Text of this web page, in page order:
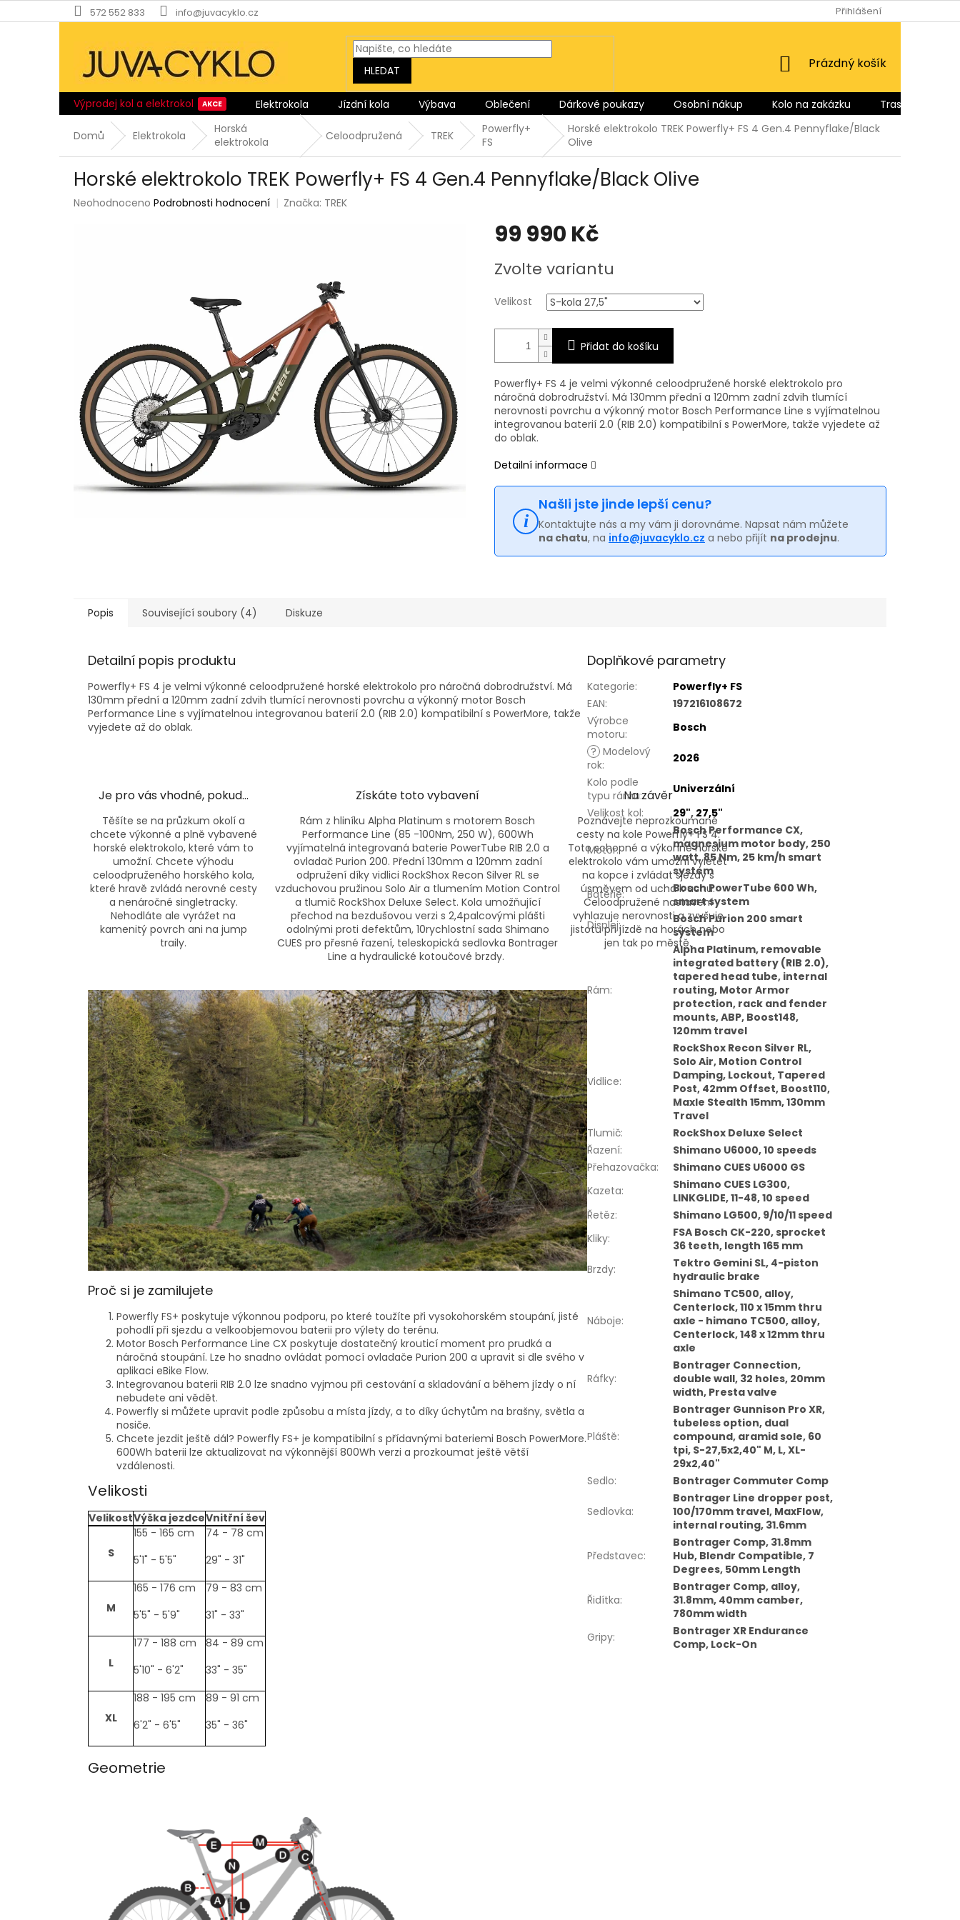
na
572 552 833 info@juvacyklo.cz Přihlášení
HLEDAT
NÁKUPNÍ
Prázdný košík
Výprodej kol a elektrokol Elektrokola Jízdní kola Výbava Oblečení Dárkové poukazy Osobní nákup Kolo na zakázku Trasy pro Vás
Domů Elektrokola
Horská
elektrokola
Celoodpružená TREK
Powerfly+
FS
Horské elektrokolo TREK Powerfly+ FS 4 Gen.4 Pennyflake/Black
Olive
Horské elektrokolo TREK Powerfly+ FS 4 Gen.4 Pennyflake/Black Olive
Průměrné
Neohodnoceno Podrobnosti hodnocení Značka: TREK
99 990 Kč
cena:
Zvolte variantu
Velikost
Přidat do košíku
Powerfly+ FS 4 je velmi výkonné celoodpružené horské elektrokolo pro
náročná dobrodružství. Má 130mm přední a 120mm zadní zdvih tlumící
nerovnosti povrchu a výkonný motor Bosch Performance Line s vyjímatelnou
integrovanou baterií 2.0 (RIB 2.0) kompatibilní s PowerMore, takže vyjedete až
do oblak.
Detailní informace
Našli jste jinde lepší cenu?
Kontaktujte nás a my vám ji dorovnáme. Napsat nám můžete
na chatu, na info@juvacyklo.cz a nebo přijít na prodejnu.
Popis Související soubory (4) Diskuze
Detailní popis produktu
Powerfly+ FS 4 je velmi výkonné celoodpružené horské elektrokolo pro náročná dobrodružství. Má
130mm přední a 120mm zadní zdvih tlumící nerovnosti povrchu a výkonný motor Bosch
Performance Line s vyjímatelnou integrovanou baterií 2.0 (RIB 2.0) kompatibilní s PowerMore, takže
vyjedete až do oblak.
Je pro vás vhodné, pokud… Získáte toto vybavení Na závěr
Těšíte se na průzkum okolí a
chcete výkonné a plně vybavené
horské elektrokolo, které vám to
umožní. Chcete výhodu
celoodpruženého horského kola,
které hravě zvládá nerovné cesty
a nenáročné singletracky.
Nehodláte ale vyrážet na
kamenitý povrch ani na jump
traily.
Rám z hliníku Alpha Platinum s motorem Bosch
Performance Line (85 -100Nm, 250 W), 600Wh
vyjímatelná integrovaná baterie PowerTube RIB 2.0 a
ovladač Purion 200. Přední 130mm a 120mm zadní
odpružení díky vidlici RockShox Recon Silver RL se
vzduchovou pružinou Solo Air a tlumením Motion Control
a tlumič RockShox Deluxe Select. Kola umožňující
přechod na bezdušovou verzi s 2,4palcovými plášti
odolnými proti defektům, 10rychlostní sada Shimano
CUES pro přesné řazení, teleskopická sedlovka Bontrager
Line a hydraulické kotoučové brzdy.
Poznávejte neprozkoumané
cesty na kole Powerfly+ FS 4.
Toto schopné a výkonné horské
elektrokolo vám umožní vyletět
na kopce i zvládat sjezdy s
úsměvem od ucha k uchu.
Celoodpružené nastavení
vyhlazuje nerovnosti a zvyšuje
jistotu při jízdě na horách nebo
jen tak po městě.
Proč si je zamilujete
Powerfly FS+ poskytuje výkonnou podporu, po které toužíte při vysokohorském stoupání, jisté
pohodlí při sjezdu a velkoobjemovou baterii pro výlety do terénu.
Motor Bosch Performance Line CX poskytuje dostatečný krouticí moment pro prudká a
náročná stoupání. Lze ho snadno ovládat pomocí ovladače Purion 200 a upravit si dle svého v
aplikaci eBike Flow.
Integrovanou baterii RIB 2.0 lze snadno vyjmou při cestování a skladování a během jízdy o ní
nebudete ani vědět.
Powerfly si můžete upravit podle způsobu a místa jízdy, a to díky úchytům na brašny, světla a
nosiče.
Chcete jezdit ještě dál? Powerfly FS+ je kompatibilní s přídavnými bateriemi Bosch PowerMore.
600Wh baterii lze aktualizovat na výkonnější 800Wh verzi a prozkoumat ještě větší
vzdálenosti.
Velikosti
size-
VelikostVýška jezdceVnitřní šev
S
155 - 165 cm
5'1" - 5'5"
74 - 78 cm
29" - 31"
M
165 - 176 cm
5'5" - 5'9"
79 - 83 cm
31" - 33"
L
177 - 188 cm
5'10" - 6'2"
84 - 89 cm
33" - 35"
XL
188 - 195 cm
6'2" - 6'5"
89 - 91 cm
35" - 36"
Geometrie
Doplňkové parametry
Kategorie:
Powerfly+ FS
EAN:
197216108672
Výrobce
motoru:
Bosch
? Modelový
rok:
2026
Kolo podle
typu rámu:
Univerzální
Velikost kol: 29", 27,5"
Motor:
Bosch Performance CX,
magnesium motor body, 250
watt, 85 Nm, 25 km/h smart
system
Baterie:
Bosch PowerTube 600 Wh,
smart system
Displej:
Bosch Purion 200 smart
system
Rám:
Alpha Platinum, removable
integrated battery (RIB 2.0),
tapered head tube, internal
routing, Motor Armor
protection, rack and fender
mounts, ABP, Boost148,
120mm travel
Vidlice:
RockShox Recon Silver RL,
Solo Air, Motion Control
Damping, Lockout, Tapered
Post, 42mm Offset, Boost110,
Maxle Stealth 15mm, 130mm
Travel
Tlumič:
RockShox Deluxe Select
Řazení:
Shimano U6000, 10 speeds
Přehazovačka:
Shimano CUES U6000 GS
Kazeta:
Shimano CUES LG300,
LINKGLIDE, 11-48, 10 speed
Řetěz:
Shimano LG500, 9/10/11 speed
Kliky:
FSA Bosch CK-220, sprocket
36 teeth, length 165 mm
Brzdy:
Tektro Gemini SL, 4-piston
hydraulic brake
Náboje:
Shimano TC500, alloy,
Centerlock, 110 x 15mm thru
axle - himano TC500, alloy,
Centerlock, 148 x 12mm thru
axle
Ráfky:
Bontrager Connection,
double wall, 32 holes, 20mm
width, Presta valve
Pláště:
Bontrager Gunnison Pro XR,
tubeless option, dual
compound, aramid sole, 60
tpi, S-27,5x2,40" M, L, XL-
29x2,40"
Sedlo: Bontrager Commuter Comp
Sedlovka:
Bontrager Line dropper post,
100/170mm travel, MaxFlow,
internal routing, 31.6mm
Představec:
Bontrager Comp, 31.8mm
Hub, Blendr Compatible, 7
Degrees, 50mm Length
Řidítka:
Bontrager Comp, alloy,
31.8mm, 40mm camber,
780mm width
Gripy:
Bontrager XR Endurance
Comp, Lock-On